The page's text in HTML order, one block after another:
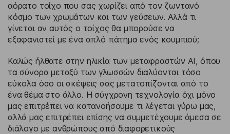
αόρατο τοίχο που σας χωρίζει από τον ζωντανό
κόσμο των χρωμάτων και των γεύσεων. Αλλά τι
γίνεται αν αυτός ο τοίχος θα μπορούσε να
εξαφανιστεί με ένα απλό πάτημα ενός κουμπιού;
Καλώς ήλθατε στην ηλικία των μεταφραστών AI, όπου
τα σύνορα μεταξύ των γλωσσών διαλύονται τόσο
εύκολα όσο οι σκέψεις σας μετατοπίζονται από το
ένα θέμα στο άλλο. Η σύγχρονη τεχνολογία όχι μόνο
μας επιτρέπει να κατανοήσουμε τι λέγεται γύρω μας,
αλλά μας επιτρέπει επίσης να συμμετέχουμε άμεσα σε
διάλογο με ανθρώπους από διαφορετικούς